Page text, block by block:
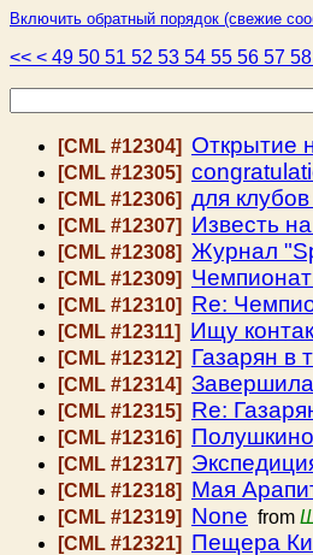
Включить обратный порядок (свежие
<< < 49 50 51 52 53 54 55 56 57 58
[CML #12304] Открытие
[CML #12305]
[CML #12306] для
[CML #12307] Известь
[CML #12308] Журнал
[CML #12309]
[CML #12310] Re:
[CML #12311] Ищу
[CML #12312] Газарян в
[CML #12314]
[CML #12315] Re:
[CML #12316]
[CML #12317]
[CML #12318] Мая
[CML #12319] None from
[CML #12321] Пещера